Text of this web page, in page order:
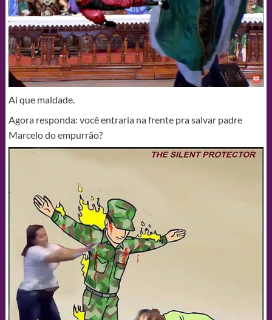
Ai que maldade.
Agora responda: você entraria na frente pra salvar padre
Marcelo do empurrão?